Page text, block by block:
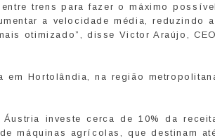
trens para fazer o máximo
a velocidade média, reduzindo
otimizado”, disse Victor Araújo,
Hortolândia, na região
investe cerca de 10% da
máquinas agrícolas, que destinam